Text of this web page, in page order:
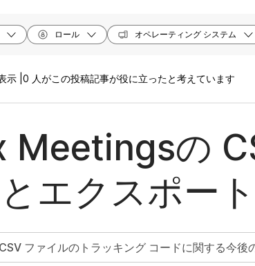
ロール オペレーティング システム
示 | 0 人がこの投稿記事が役に立ったと考えています
Meetingsの
エクスポート
ファイルのトラッキング コードに関する今後